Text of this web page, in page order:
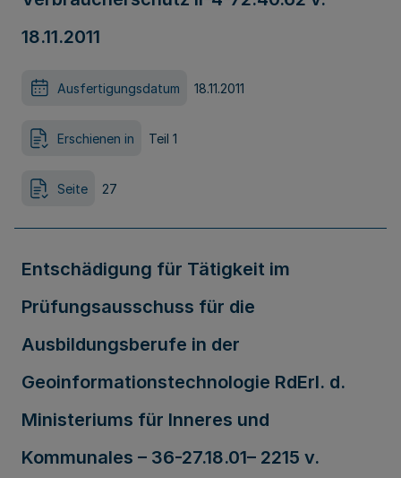
18.11.2011
Ausfertigungsdatum 18.11.2011
Erschienen in Teil 1
Seite 27
Entschädigung für Tätigkeit im
Prüfungsausschuss für die
Ausbildungsberufe in der
Geoinformationstechnologie RdErl. d.
Ministeriums für Inneres und
Kommunales – 36-27.18.01– 2215 v.